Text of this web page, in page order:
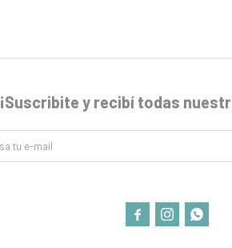
¡Suscribite y recibí todas
  